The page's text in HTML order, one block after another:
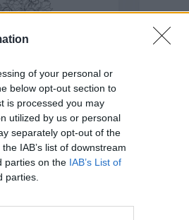
of your personal or
below opt-out section to
is processed you may
utilized by us or personal
separately opt-out of the
IAB’s list of downstream
parties on the IAB’s List of
parties.
Υγεία